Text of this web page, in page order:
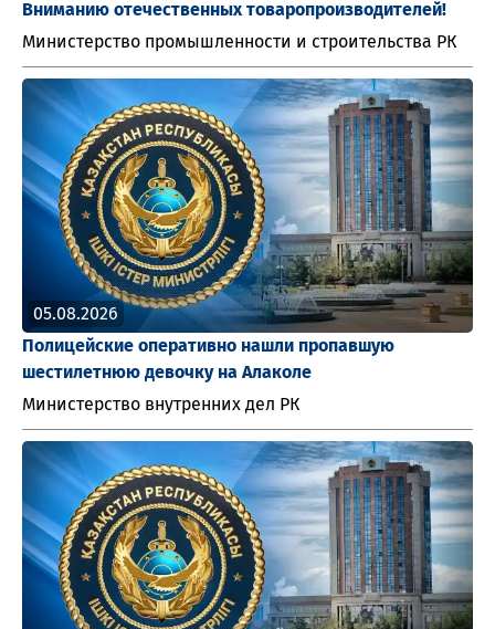
Вниманию отечественных товаропроизводителей!
Министерство промышленности и строительства РК
05.08.2026
Полицейские оперативно нашли пропавшую
шестилетнюю девочку на Алаколе
Министерство внутренних дел РК